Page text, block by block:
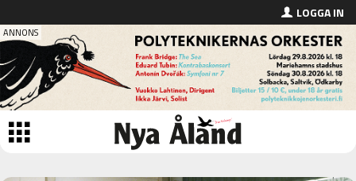
LOGGA IN